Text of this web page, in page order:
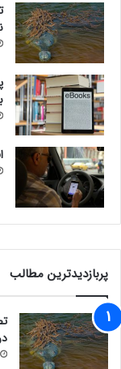
پربازدیدترین مطالب